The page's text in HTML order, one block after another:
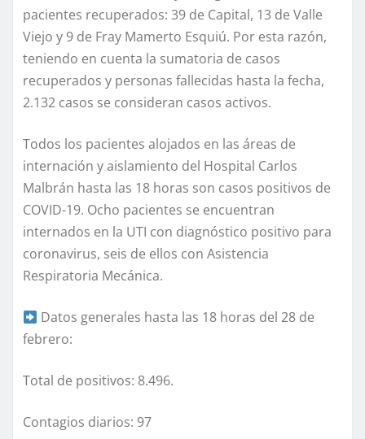
pacientes recuperados: 39 de Capital, 13 de Valle
Viejo y 9 de Fray Mamerto Esquiú. Por esta razón,
teniendo en cuenta la sumatoria de casos
recuperados y personas fallecidas hasta la fecha,
2.132 casos se consideran casos activos.
Todos los pacientes alojados en las áreas de
internación y aislamiento del Hospital Carlos
Malbrán hasta las 18 horas son casos positivos de
COVID-19. Ocho pacientes se encuentran
internados en la UTI con diagnóstico positivo para
coronavirus, seis de ellos con Asistencia
Respiratoria Mecánica.
Datos generales hasta las 18 horas del 28 de
febrero:
Total de positivos: 8.496.
Contagios diarios: 97